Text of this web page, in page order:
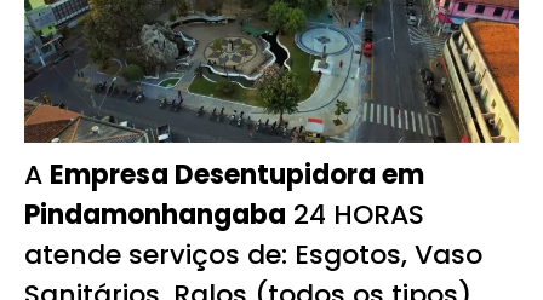
A Empresa Desentupidora em
Pindamonhangaba 24 HORAS
atende serviços de: Esgotos, Vaso